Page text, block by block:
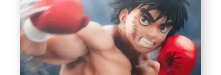
AJOUTER AU PANIER
/
DETAILS